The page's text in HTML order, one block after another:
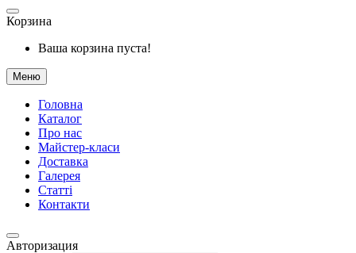
Корзина
Ваша корзина пуста!
Меню
Головна
Каталог
Про нас
Майстер-класи
Доставка
Галерея
Статтi
Контакти
Авторизация